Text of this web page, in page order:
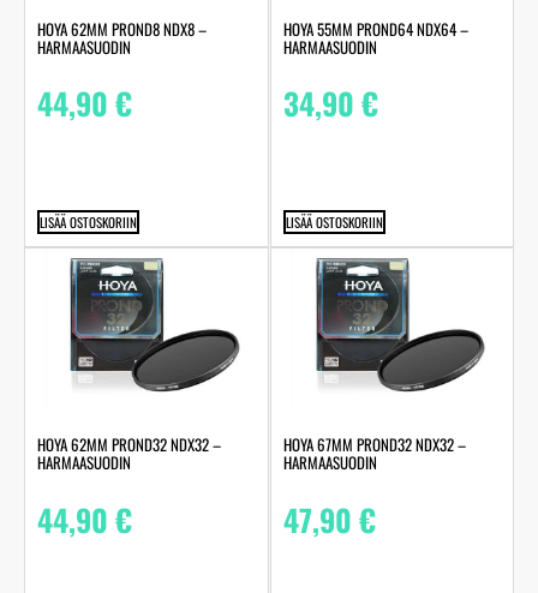
HOYA 62MM PROND8 NDX8 –
HARMAASUODIN
44,90€
LISÄÄ OSTOSKORIIN
HOYA 55MM PROND64 NDX64 –
HARMAASUODIN
34,90€
LISÄÄ OSTOSKORIIN
HOYA 62MM PROND32 NDX32 –
HARMAASUODIN
44,90€
HOYA 67MM PROND32 NDX32 –
HARMAASUODIN
47,90€